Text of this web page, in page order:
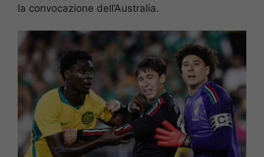
la convocazione dell’Australia.